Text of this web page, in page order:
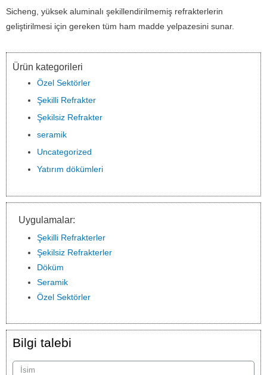
Sicheng, yüksek aluminalı şekillendirilmemiş refrakterlerin
geliştirilmesi için gereken tüm ham madde yelpazesini sunar.
Ürün kategorileri
Özel Sektörler
Şekilli Refrakter
Şekilsiz Refrakter
seramik
Uncategorized
Yatırım dökümleri
Uygulamalar:
Şekilli Refrakterler
Şekilsiz Refrakterler
Döküm
Seramik
Özel Sektörler
Bilgi talebi